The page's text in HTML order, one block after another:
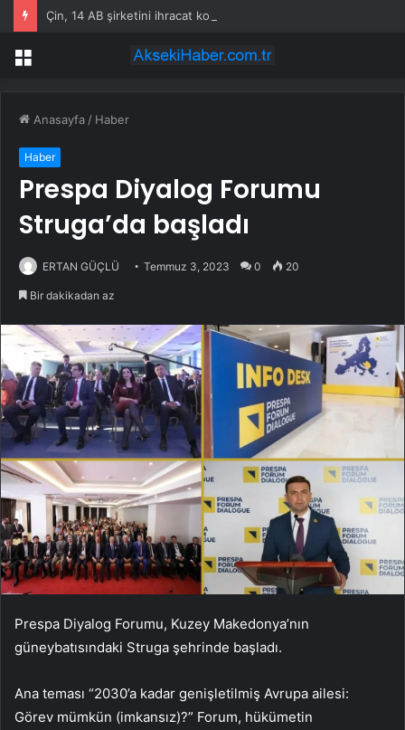
Çin, 14 AB şirketini ihracat kontrol listesine ekledi
Menü
Anasayfa / Haber
Haber
Prespa Diyalog Forumu
Struga’da başladı
ERTAN GÜÇLÜ Temmuz 3, 2023 0 20
Bir dakikadan az
Prespa Diyalog Forumu, Kuzey Makedonya’nın
güneybatısındaki Struga şehrinde başladı.
Ana teması “2030’a kadar genişletilmiş Avrupa ailesi:
Görev mümkün (imkansız)?” Forum, hükümetin